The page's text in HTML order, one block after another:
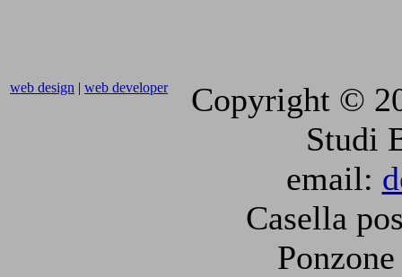
web design | web developer
Copyright ©
Studi
email:
Casella